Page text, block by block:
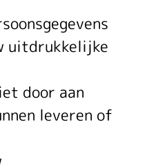
uitdrukkelijke
door aan
leveren of